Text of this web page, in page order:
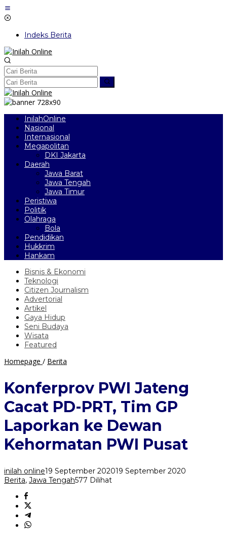
Lewati
ke
Indeks Berita
InilahOnline
Nasional
Internasional
Megapolitan
DKI Jakarta
Daerah
Jawa Barat
Jawa Tengah
Jawa Timur
Peristiwa
Politik
Olahraga
Bola
Pendidikan
Hukkrim
Hankam
Bisnis & Ekonomi
Teknologi
Citizen Journalism
Advertorial
Artikel
Gaya Hidup
Seni Budaya
Wisata
Featured
Homepage / Berita
Cacat
PD-
PRT,
GP
Laporkan
ke
Kehormatan
PWI
Pusat
Konferprov PWI Jateng
Cacat PD-PRT, Tim GP
Laporkan ke Dewan
Kehormatan PWI Pusat
inilah online19 September 202019 September 2020
Berita, Jawa Tengah577 Dilihat